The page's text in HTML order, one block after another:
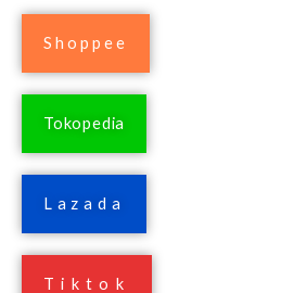
Shoppee
Tokopedia
Lazada
Tiktok